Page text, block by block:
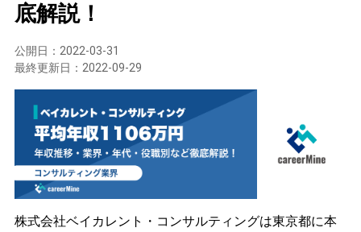
底解説！
公開日： 2022-03-31
最終更新日： 2022-09-29
株式会社ベイカレント・コンサルティングは東京都に本